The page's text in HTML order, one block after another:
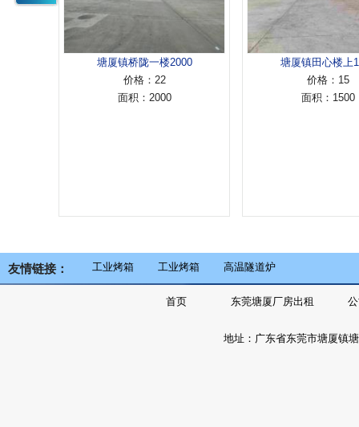
塘厦镇桥陇一楼2000
价格：22
面积：2000
塘厦镇田心楼上1500
价格：15
面积：1500
友情链接： 工业烤箱 工业烤箱 高温隧道炉
首页 东莞塘厦厂房出租
地址：广东省东莞市塘厦